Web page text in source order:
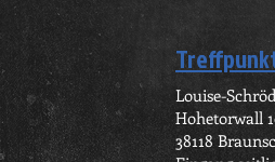
Louise-
Hohetorwall
38118